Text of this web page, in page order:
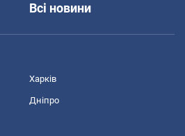
Всі новини
Харків
Дніпро